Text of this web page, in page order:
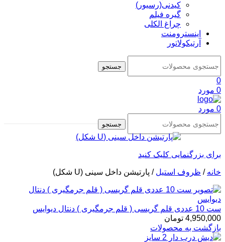
کیدنی(رسیور)
گیره فیلم
چراغ الکلی
اینسترومنت
آرتیکولاتور
جستجو
0
0 مورد
0 مورد
جستجو
برای بزرگنمایی کلیک کنید
خانه / ظروف استیل / پارتیشن داخل سینی (U شکل)
ست 10 عددی قلم گریسی ( قلم جرمگیری ) دنتال دیوایس
4,950,000 تومان
بازگشت به محصولات